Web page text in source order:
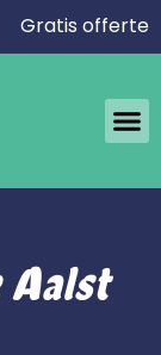
Gratis offerte
Aalst